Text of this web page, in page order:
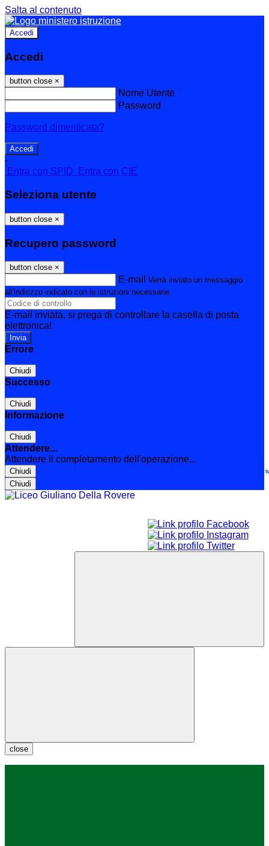
Salta al contenuto
Accedi
Accedi
button close ×
Nome Utente
Password
Password dimenticata?
-
Entra con SPID
Entra con CIE
Seleziona utente
button close ×
Recupero password
button close ×
E-mail Verrà inviato un messaggio
all'indirizzo indicato con le istruzioni necessarie.
E-mail inviata, si prega di controllare la casella di posta
elettronica!
Errore
Chiudi
Successo
Chiudi
Informazione
Chiudi
Attendere...
Attendere il completamento dell'operazione...
Chiudi
Chiudi
Le
close